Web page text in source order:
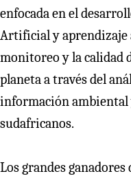
enfocada en el
Artificial y
monitoreo y la calidad
planeta a través del
información ambiental
sudafricanos.
Los grandes